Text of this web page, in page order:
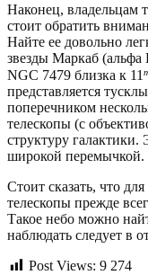
Наконец, владельцам
стоит обратить
Найте ее довольно
звезды Маркаб (альфа
NGC 7479 близка к 11
представляется
поперечником
телескопы (с
структуру галактики.
широкой перемычкой.
Стоит сказать, что
телескопы прежде
Такое небо можно
наблюдать следует в
Post Views: 9 274